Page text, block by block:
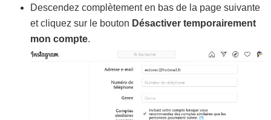
Descendez complètement en bas de la page suivante
et cliquez sur le bouton Désactiver temporairement
mon compte.